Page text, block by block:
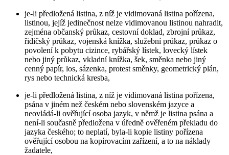
je-li předložená listina, z níž je vidimovaná listina pořízena,
listinou, jejíž jedinečnost nelze vidimovanou listinou nahradit,
zejména občanský průkaz, cestovní doklad, zbrojní průkaz,
řidičský průkaz, vojenská knížka, služební průkaz, průkaz o
povolení k pobytu cizince, rybářský lístek, lovecký lístek
nebo jiný průkaz, vkladní knížka, šek, směnka nebo jiný
cenný papír, los, sázenka, protest směnky, geometrický plán,
rys nebo technická kresba,
je-li předložená listina, z níž je vidimovaná listina pořízena,
psána v jiném než českém nebo slovenském jazyce a
neovládá-li ověřující osoba jazyk, v němž je listina psána a
není-li současně předložena v úředně ověřeném překladu do
jazyka českého; to neplatí, byla-li kopie listiny pořízena
ověřující osobou na kopírovacím zařízení, a to na náklady
žadatele,